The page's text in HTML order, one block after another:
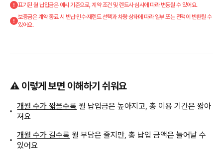
표기된 월 납입금은 예시 기준으로, 계약 조건 및 렌트사 심사에 따라 변동될 수 있어요.
보증금은 계약 종료 시 반납·인수·재렌트 선택과 차량 상태에 따라 일부 또는 전액이 반환될 수
있어요.
⚠️ 이렇게 보면 이해하기 쉬워요
개월 수가 짧을수록 월 납입금은 높아지고, 총 이용 기간은 짧아
져요
개월 수가 길수록 월 부담은 줄지만, 총 납입 금액은 늘어날 수
있어요